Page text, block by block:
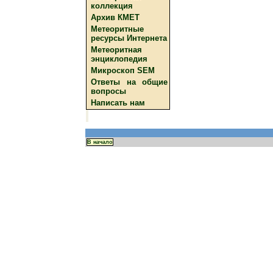
коллекция
Архив КМЕТ
Метеоритные
ресурсы Интернета
Метеоритная
энциклопедия
Микроскоп SEM
Ответы на общие
вопросы
Написать нам
В начало